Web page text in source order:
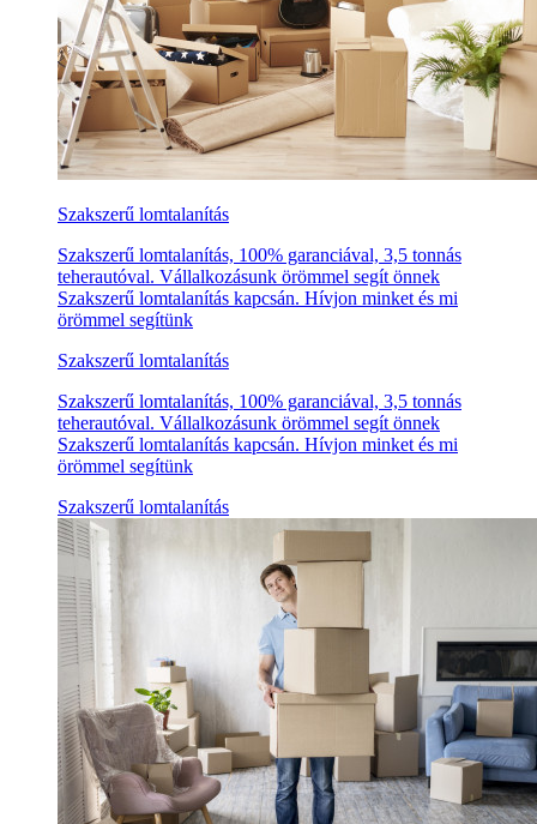
Szakszerű lomtalanítás
Szakszerű lomtalanítás, 100% garanciával, 3,5 tonnás
teherautóval. Vállalkozásunk örömmel segít önnek
Szakszerű lomtalanítás kapcsán. Hívjon minket és mi
örömmel segítünk
Szakszerű lomtalanítás
Szakszerű lomtalanítás, 100% garanciával, 3,5 tonnás
teherautóval. Vállalkozásunk örömmel segít önnek
Szakszerű lomtalanítás kapcsán. Hívjon minket és mi
örömmel segítünk
Szakszerű lomtalanítás